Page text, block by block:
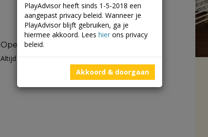
Openingstijden
Altijd open
PlayAdvisor heeft sinds 1-5-2018 een
aangepast privacy beleid. Wanneer je
PlayAdvisor blijft gebruiken, ga je
hiermee akkoord. Lees hier ons privacy
beleid.
Akkoord & doorgaan